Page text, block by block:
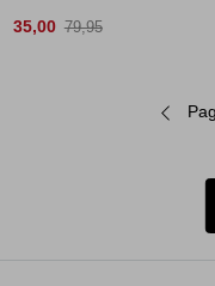
35,00 79,95